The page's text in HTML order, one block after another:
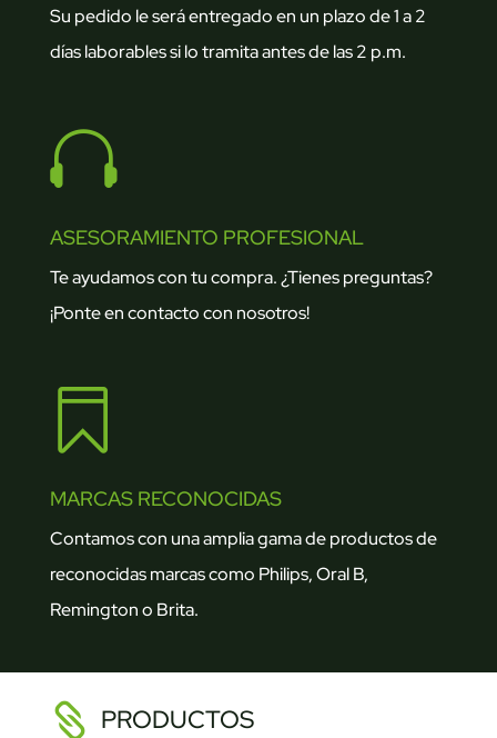
Su pedido le será entregado en un plazo de 1 a 2
días laborables si lo tramita antes de las 2 p.m.

ASESORAMIENTO PROFESIONAL
Te ayudamos con tu compra. ¿Tienes preguntas?
¡Ponte en contacto con nosotros!

MARCAS RECONOCIDAS
Contamos con una amplia gama de productos de
reconocidas marcas como Philips, Oral B,
Remington o Brita.
PRODUCTOS